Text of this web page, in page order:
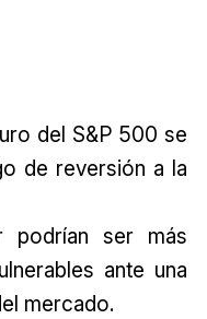
del S&P 500 se
de reversión a la
podrían ser más
ante una
mercado.